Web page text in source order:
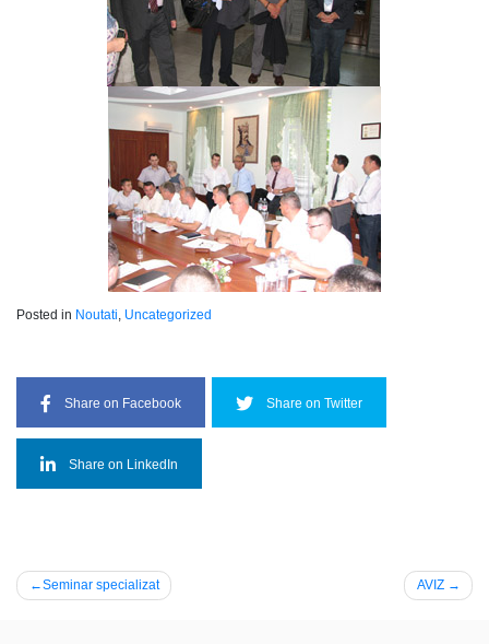
Posted in Noutati, Uncategorized
Share on Facebook Share on Twitter
Share on LinkedIn
Navigare
Seminar specializat AVIZ